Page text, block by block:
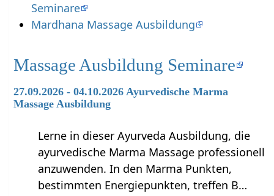
Seminare
Mardhana Massage Ausbildung
Massage Ausbildung Seminare
27.09.2026 - 04.10.2026 Ayurvedische Marma
Massage Ausbildung
Lerne in dieser Ayurveda Ausbildung, die
ayurvedische Marma Massage professionell
anzuwenden. In den Marma Punkten,
bestimmten Energiepunkten, treffen B…